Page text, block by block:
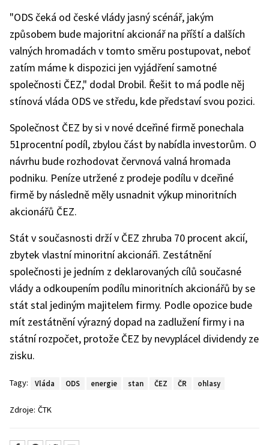
"ODS čeká od české vlády jasný scénář, jakým
způsobem bude majoritní akcionář na příští a dalších
valných hromadách v tomto směru postupovat, neboť
zatím máme k dispozici jen vyjádření samotné
společnosti ČEZ," dodal Drobil. Řešit to má podle něj
stínová vláda ODS ve středu, kde představí svou pozici.
Společnost ČEZ by si v nové dceřiné firmě ponechala
51procentní podíl, zbylou část by nabídla investorům. O
návrhu bude rozhodovat červnová valná hromada
podniku. Peníze utržené z prodeje podílu v dceřiné
firmě by následně měly usnadnit výkup minoritních
akcionářů ČEZ.
Stát v současnosti drží v ČEZ zhruba 70 procent akcií,
zbytek vlastní minoritní akcionáři. Zestátnění
společnosti je jedním z deklarovaných cílů současné
vlády a odkoupením podílu minoritních akcionářů by se
stát stal jediným majitelem firmy. Podle opozice bude
mít zestátnění výrazný dopad na zadlužení firmy i na
státní rozpočet, protože ČEZ by nevyplácel dividendy ze
zisku.
Tagy: Vláda ODS energie stan ČEZ ČR ohlasy
Zdroje: ČTK